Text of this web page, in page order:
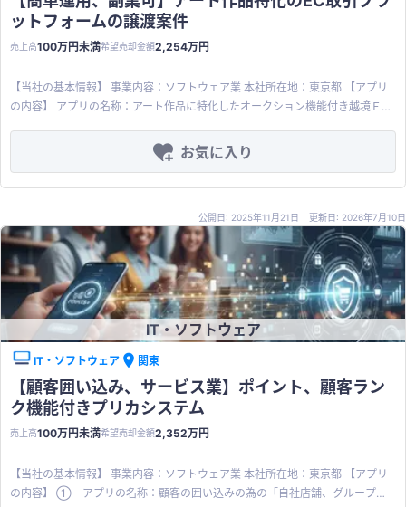
アプリケーション一式（コード、GUI、ユーザーデータ、ブランド資産含む）
譲渡理由：選択と集中 その他： ※約500介護施設を抱える事業者様からの引き
合いあり。これら交渉案件も引き継ぎ対象です。 ※自社開発のためドキュメン
を完備する病院は従業員であるソーシャルワーカーが通常業務と退院支援業務
を兼務していることが多く、残業代の増加やリソース不足などの問題を引き起
在においても介護事業者による医療機関への営業訪問は制限がされておりま
す。そのような中、本アプリケーションでは、介護事業者が医療機関の作成す
き費用 ・専用サーバー維持・移管手続き費用 ・ドメイン及びSSL維持・移管手
続き費用 【顧客・取引先の特徴】 医療機関、介護事業者それぞれにおいて以
下のような課題が散見されています。本アプリケーションは、医療・介護現場
のDX化、地域連携、高齢化社会対応など社会課題に対応すべく開発したもので
あり、今後長期的にニーズが高まり続けると考えられる一方で全国の医療現
場、介護現場同士の退院支援のための連携を実現するアプリケーションは業界
初であり、早期参入を支援します。 医療機関： 昨今、患者の入退院の増加によ
り、ソーシャルワーカーの退院支援業務が逼迫しています。本アプリケーショ
ン導入により医療機関は、関係者との共有管理画面による簡単な操作で逆オフ
ァーに対応するだけ。従来の電話、FAX中心の業務がDX化でき、具体的には以
声】 ※在院日数や病床に限りがあるため治療が終えたら早期に退院させたい。
える上、１件の退院調整に相当な時間を費やすため常に時間に追われている。
※入院前の居住環境に戻ることが困難な場合、患者様の経済状況や身体の状態
ットフォームの譲渡案件
売上高100万円未満希望売却金額2,254万円
【当社の基本情報】 事業内容：ソフトウェア業 本社所在地：東京都 【アプリ
の内容】 アプリの名称：アート作品に特化したオークション機能付き越境ＥＣ
静物画、風景画、室内風景画、建築画、古典画、宇宙画、空想画、精密画、パ
ターン・模様、文字・イラスト、デッサン・スケッチ 概要：詳細検索や為替反
ース：２０２４年４月 技術基盤：PC、タブレット、スマートフォンに最適化
されたSaaSアプリケーション 特徴・強み： ユニバーサルデザイン：アプリ操
作画面丸や三角などのシンプルな記号で、どんな国籍のユーザーも簡単に理解
が可能。 詳細検索：アート作品業界に特化した高度な検索が可能。 為替反
映：為替レートの変動に即応し、商品価格をリアルタイムに更新。 【市場の成
長性】 海外のCtoC電子商取引市場： アクセンチュア（株）によると、ネット
オークションサービスを含 む CtoC-EC 市場は年率平均 22.1%で緩やかに成長
しており、2018 年度時点で 994 億米ドル(1,342 兆円)の市場規模まで拡大しま
334.9 兆円であり、海外の CtoC-EC 市場は日本市場の 4.01 倍と推察。 【譲
渡内容】 スキーム：事業譲渡 譲渡希望価格：2,254万円（値下げ交渉の余地あ
り） 譲渡対象：アプリケーション一式（コード、GUI、ユーザーデータ、ブラ
ルデザイン：アプリ操作画面丸や三角などのシンプルな記号で、どんな国籍の
ユーザーも簡単に理解できるを提供します。 詳細検索：アートに特化した高度
お気に入り
公開日: 2025年11月21日 更新日: 2026年7月10日
IT・ソフトウェア
IT・ソフトウェア 関東
【顧客囲い込み、サービス業】ポイント、顧客ラン
ク機能付きプリカシステム
売上高100万円未満希望売却金額2,352万円
【当社の基本情報】 事業内容：ソフトウェア業 本社所在地：東京都 【アプリ
の内容】 ① アプリの名称：顧客の囲い込みの為の「自社店舗、グループ間